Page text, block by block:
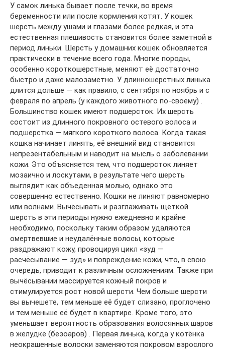
У самок линька бывает после течки, во время
беременности или после кормления котят. У кошек
шерсть между ушами и глазами более редкая, и эта
естественная плешивость становится более заметной в
период линьки. Шерсть у домашних кошек обновляется
практически в течение всего года. Многие породы,
особенно короткошерстные, меняют её достаточно
быстро и даже малозаметно. У длинношерстных линька
длится дольше — как правило, с сентября по ноябрь и с
февраля по апрель (у каждого животного по-своему) .
Большинство кошек имеют подшерсток. Их шерсть
состоит из длинного покровного остевого волоса и
подшерстка — мягкого короткого волоса. Когда такая
кошка начинает линять, её внешний вид становится
непрезентабельным и наводит на мысль о заболевании
кожи. Это объясняется тем, что подшерсток линяет
мозаично и лоскутами, в результате чего шерсть
выглядит как объеденная молью, однако это
совершенно естественно. Кошки не линяют равномерно
или волнами. Вычёсывать и разглаживать щёткой
шерсть в эти периоды нужно ежедневно и крайне
необходимо, поскольку таким образом удаляются
омертвевшие и неудалённые волосы, которые
раздражают кожу, провоцируя цикл «зуд —
расчёсывание — зуд» и повреждение кожи, что, в свою
очередь, приводит к различным осложнениям. Также при
вычёсывании массируется кожный покров и
стимулируется рост новой шерсти. Чем больше шерсти
вы вычешете, тем меньше её будет слизано, проглочено
и тем меньше её будет в квартире. Кроме того, это
уменьшает вероятность образования волосянных шаров
в желудке (безоаров) . Первая линька, когда у котёнка
неокрашенные волоски заменяются покровом взрослого